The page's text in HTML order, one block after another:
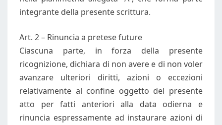
integrante della presente scrittura.
Art. 2 – Rinuncia a pretese future
Ciascuna parte, in forza della presente
ricognizione, dichiara di non avere e di non voler
avanzare ulteriori diritti, azioni o eccezioni
relativamente al confine oggetto del presente
atto per fatti anteriori alla data odierna e
rinuncia espressamente ad instaurare azioni di